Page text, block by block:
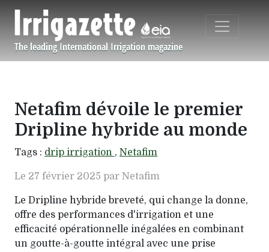
The leading International Irrigation magazine
Navigation principale
Netafim dévoile le premier
Dripline hybride au monde
Tags : drip irrigation , Netafim
Le 27 février 2025 par Netafim
Le Dripline hybride breveté, qui change la donne,
offre des performances d'irrigation et une
efficacité opérationnelle inégalées en combinant
un goutte-à-goutte intégral avec une prise